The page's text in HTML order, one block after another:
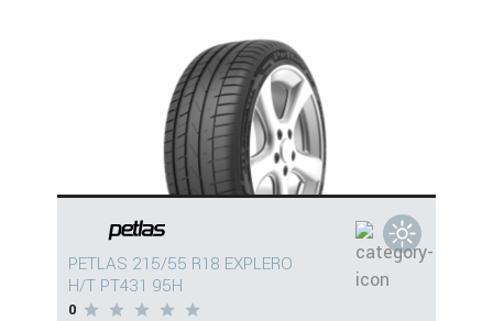
PETLAS 215/55 R18 EXPLERO
H/T PT431 95H
0